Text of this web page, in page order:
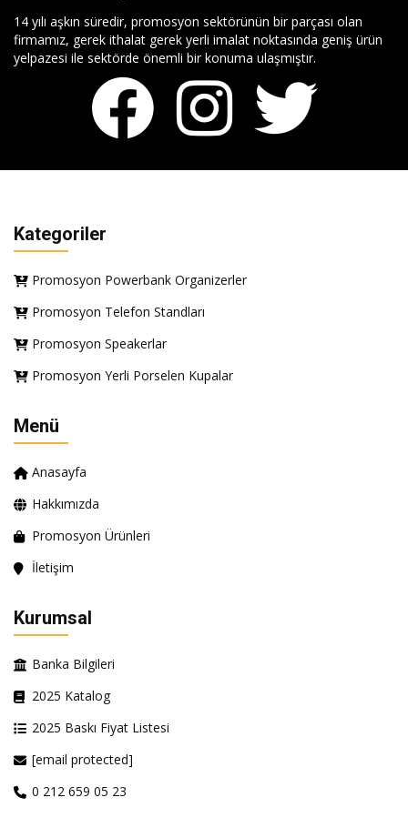
14 yılı aşkın süredir, promosyon sektörünün bir parçası olan
firmamız, gerek ithalat gerek yerli imalat noktasında geniş ürün
yelpazesi ile sektörde önemli bir konuma ulaşmıştır.
Kategoriler
Promosyon Powerbank Organizerler
Promosyon Telefon Standları
Promosyon Speakerlar
Promosyon Yerli Porselen Kupalar
Menü
Anasayfa
Hakkımızda
Promosyon Ürünleri
İletişim
Kurumsal
Banka Bilgileri
2025 Katalog
2025 Baskı Fiyat Listesi
[email protected]
0 212 659 05 23